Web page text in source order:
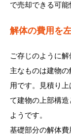
で売却できる可
解体の費用を
ご存じのように
主なものは建物
用です。見積り
て建物の上部構
ようです。
基礎部分の解体